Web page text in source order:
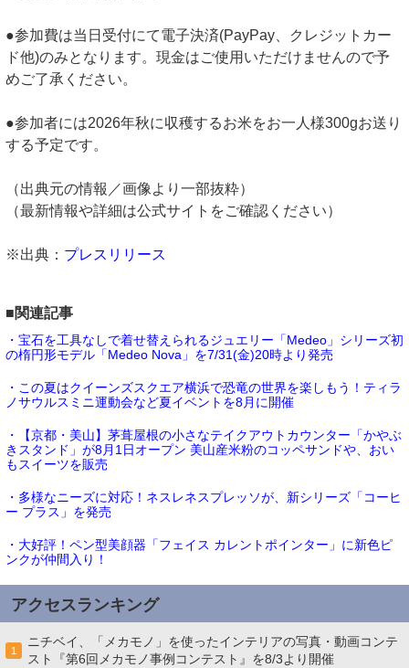
●参加費は当日受付にて電子決済(PayPay、クレジットカー
ド他)のみとなります。現金はご使用いただけませんので予
めご了承ください。
●参加者には2026年秋に収穫するお米をお一人様300gお送り
する予定です。
（出典元の情報／画像より一部抜粋）
（最新情報や詳細は公式サイトをご確認ください）
※出典： プレスリリース
■関連記事
・宝石を工具なしで着せ替えられるジュエリー「Medeo」シリーズ初
の楕円形モデル「Medeo Nova」を7/31(金)20時より発売
・この夏はクイーンズスクエア横浜で恐竜の世界を楽しもう！ティラ
ノサウルスミニ運動会など夏イベントを8月に開催
・【京都・美山】茅葺屋根の小さなテイクアウトカウンター「かやぶ
きスタンド」が8月1日オープン 美山産米粉のコッペサンドや、おい
もスイーツを販売
・多様なニーズに対応！ネスレネスプレッソが、新シリーズ「コーヒ
ー プラス」を発売
・大好評！ペン型美顔器「フェイス カレントポインター」に新色ピ
ンクが仲間入り！
アクセスランキング
1
ニチベイ、「メカモノ」を使ったインテリアの写真・動画コンテ
スト『第6回メカモノ事例コンテスト』を8/3より開催